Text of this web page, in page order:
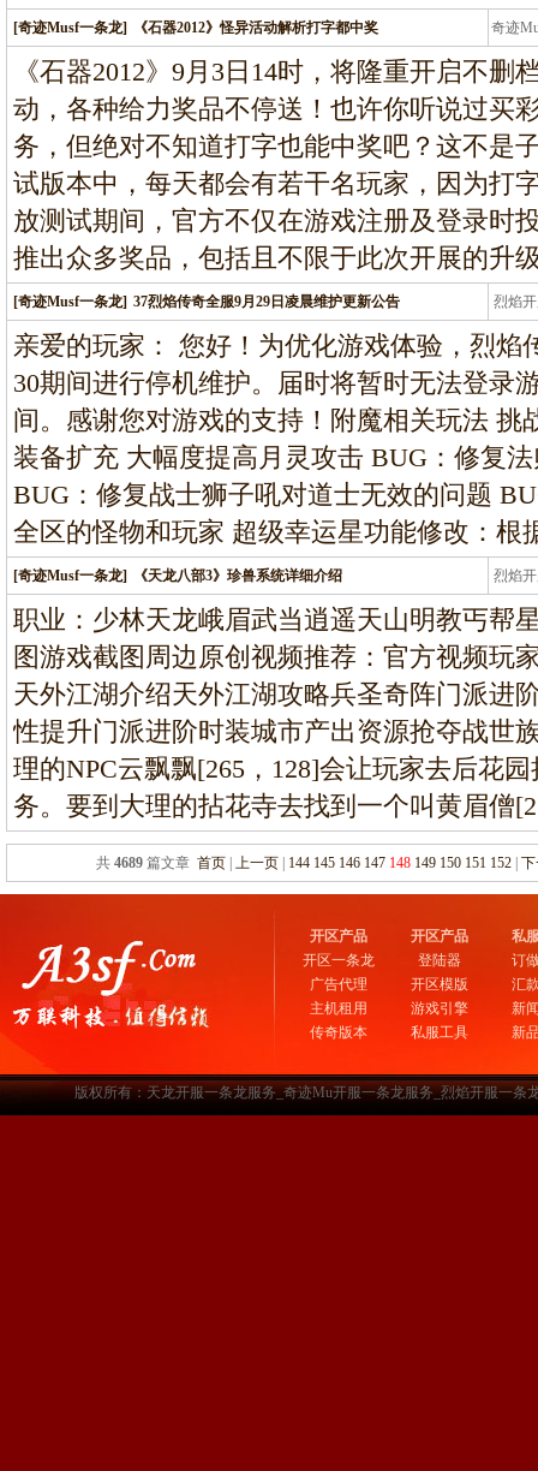
[奇迹Musf一条龙] 《石器2012》怪异活动解析打字都中奖 奇迹
条
《石器2012》9月3日14时，将隆重开启不
动，各种给力奖品不停送！也许你听说过买
务，但绝对不知道打字也能中奖吧？这不是
试版本中，每天都会有若干名玩家，因为打
放测试期间，官方不仅在游戏注册及登录时
推出众多奖品，包括且不限于此次开展的升
[奇迹Musf一条龙] 37烈焰传奇全服9月29日凌晨维护更新公告 烈焰
龙
亲爱的玩家： 您好！为优化游戏体验，烈焰
30期间进行停机维护。届时将暂时无法登录
间。感谢您对游戏的支持！附魔相关玩法 挑
装备扩充 大幅度提高月灵攻击 BUG：修复
BUG：修复战士狮子吼对道士无效的问题
全区的怪物和玩家 超级幸运星功能修改：根
[奇迹Musf一条龙] 《天龙八部3》珍兽系统详细介绍 烈焰
龙
职业：少林天龙峨眉武当逍遥天山明教丐帮
图游戏截图周边原创视频推荐：官方视频玩
天外江湖介绍天外江湖攻略兵圣奇阵门派进
性提升门派进阶时装城市产出资源抢夺战世
理的NPC云飘飘[265，128]会让玩家去后花
务。要到大理的拈花寺去找到一个叫黄眉僧
共 4689篇文章 首页| 上一页| 144 145 146 147 148 149 150 151 152| 下
开区产品
开区一条龙
广告代理
主机租用
传奇版本
开区产品
登陆器
开区模版
游戏引擎
私服工具
私
订
汇
新
新
版权所有：天龙开服一条龙服务_奇迹Mu开服一条龙服务_烈焰开服一条